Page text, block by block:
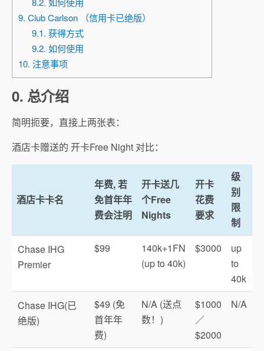
9. Club Carlson （信用卡已绝版）
9.1. 获得方式
9.2. 如何使用
10. 注意事项
0. 总介绍
简明扼要，直接上两张表：
酒店卡赠送的 开卡Free Night 对比：
酒店卡卡名
年费, 若
免首年年
费会注明
开卡送几
个Free
Nights
开卡
花费
要求
级
别
限
制
Chase IHG
Premier
$99
140k+1FN
(up to 40k)
$3000
up
to
40k
Chase IHG(已
绝版)
$49 (免
首年年
费)
N/A (送点
数！)
$1000
／
$2000
N/A